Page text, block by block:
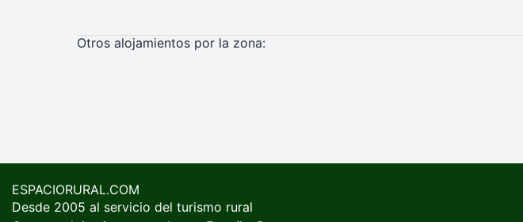
Otros alojamientos por la zona:
ESPACIORURAL.COM
Desde 2005 al servicio del turismo rural